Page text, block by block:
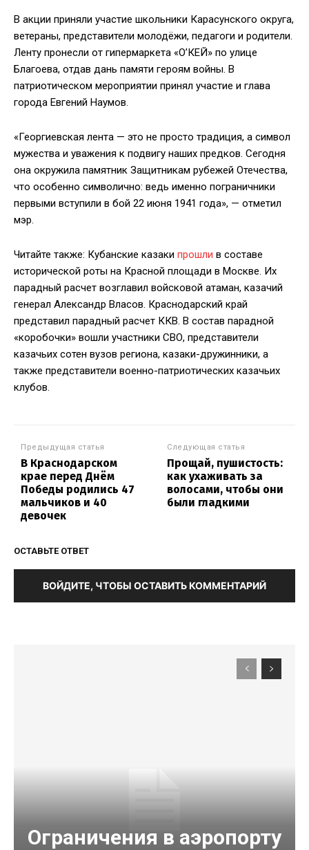
В акции приняли участие школьники Карасунского округа,
ветераны, представители молодёжи, педагоги и родители.
Ленту пронесли от гипермаркета «О’КЕЙ» по улице
Благоева, отдав дань памяти героям войны. В
патриотическом мероприятии принял участие и глава
города Евгений Наумов.
«Георгиевская лента — это не просто традиция, а символ
мужества и уважения к подвигу наших предков. Сегодня
она окружила памятник Защитникам рубежей Отечества,
что особенно символично: ведь именно пограничники
первыми вступили в бой 22 июня 1941 года», — отметил
мэр.
Читайте также: Кубанские казаки прошли в составе
исторической роты на Красной площади в Москве. Их
парадный расчет возглавил войсковой атаман, казачий
генерал Александр Власов. Краснодарский край
представил парадный расчет ККВ. В состав парадной
«коробочки» вошли участники СВО, представители
казачьих сотен вузов региона, казаки-дружинники, а
также представители военно-патриотических казачьих
клубов.
Предыдущая статья
В Краснодарском
крае перед Днём
Победы родились 47
мальчиков и 40
девочек
Следующая статья
Прощай, пушистость:
как ухаживать за
волосами, чтобы они
были гладкими
ОСТАВЬТЕ ОТВЕТ
ВОЙДИТЕ, ЧТОБЫ ОСТАВИТЬ КОММЕНТАРИЙ
Ограничения в аэропорту